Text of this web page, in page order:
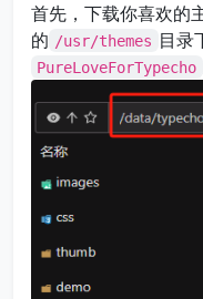
首先，下载你喜欢的
的 /usr/themes 目录
PureLoveForTypecho